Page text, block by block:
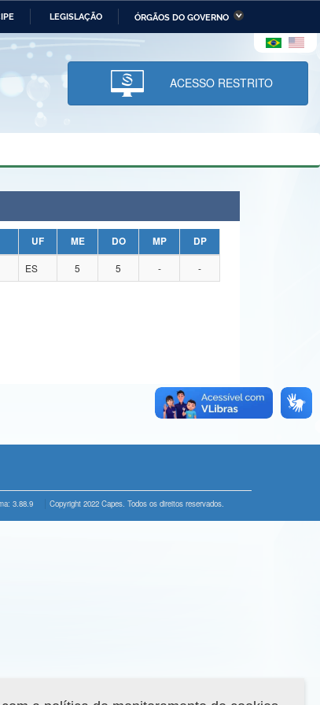
LEGISLAÇÃO ÓRGÃOS DO GOVERNO
Ministério da Infraestrutura
Ministério da Ciência,
Tecnologia, Inovações e
Comunicações
Humanos
ACESSO RESTRITO
UF ME DO MP
DP
ES 5 5 - -
3.88.9 Copyright 2022 Capes. Todos os direitos reservados.